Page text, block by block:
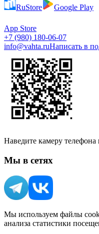
RuStore Google Play
App Store
+7 (980) 180-06-07
info@vahta.ruНаписать в
Наведите камеру
Мы в сетях
Мы используем файлы
анализа статистики